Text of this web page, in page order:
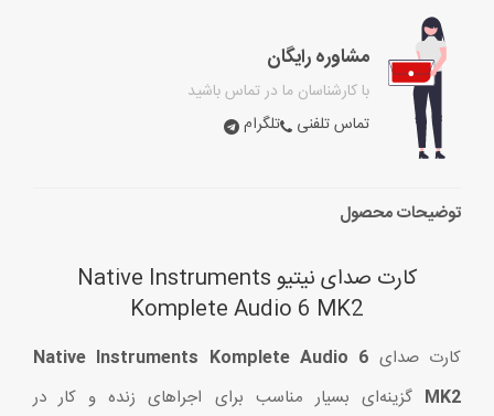
مشاوره رایگان
با کارشناسان ما در تماس باشید
تماس تلفنی
تلگرام
توضیحات محصول
کارت صدای نیتیو Native Instruments
Komplete Audio 6 MK2
کارت صدای Native Instruments Komplete Audio 6
MK2 گزینه‌ای بسیار مناسب برای اجراهای زنده و کار در